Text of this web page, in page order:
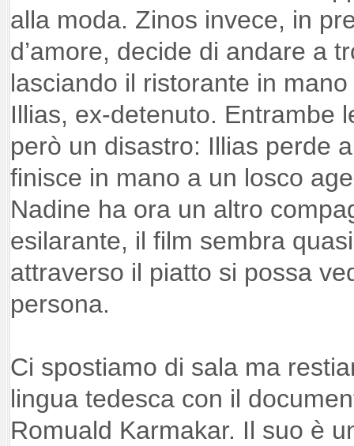
alla moda. Zinos invece, in
d’amore, decide di andare a
lasciando il ristorante in mano
Illias, ex-detenuto. Entrambe
però un disastro: Illias perde
finisce in mano a un losco
Nadine ha ora un altro
esilarante, il film sembra
attraverso il piatto si possa
persona.
Ci spostiamo di sala ma
lingua tedesca con il
Romuald Karmakar. Il suo è